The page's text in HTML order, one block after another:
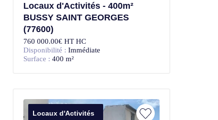
Locaux d'Activités - 400m²
BUSSY SAINT GEORGES
(77600)
760 000.00€ HT HC
Disponibilité : Immédiate
Surface : 400 m²
Locaux d'Activités